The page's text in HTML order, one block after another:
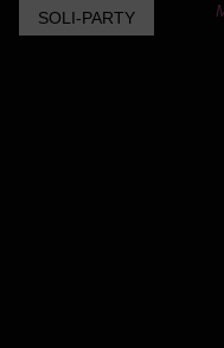
SOLI-PARTY